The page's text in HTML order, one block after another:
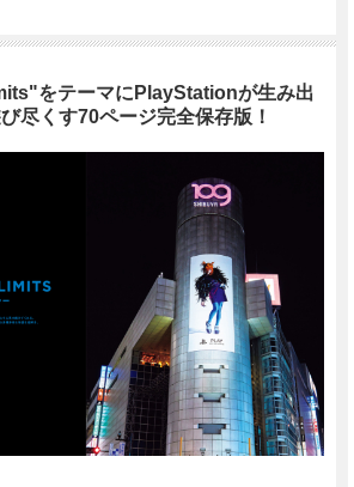
をテーマにPlayStationが生み出
尽くす70ページ完全保存版！